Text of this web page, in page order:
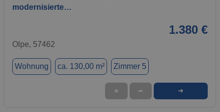
modernisierte…
1.380 €
Olpe, 57462
Wohnung ca. 130,00 m² Zimmer 5
★ ➦ ➜